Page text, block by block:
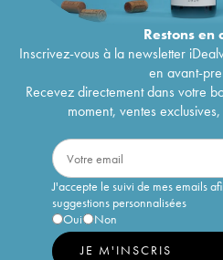
Restons en
Inscrivez-vous à la newsletter
en avant-
Recevez directement dans votre
moment, ventes
J'accepte le suivi de mes emails
suggestions personnalisées
Oui
Non
JE M'INSCRIS